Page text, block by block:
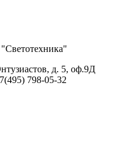
д. 5, оф.9Д
798-05-32